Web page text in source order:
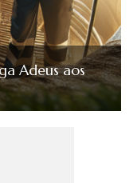
Adeus aos